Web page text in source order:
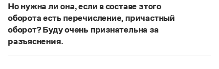
Лекции и подкасты
Рекомендуем
Но нужна ли она, если в составе этого
оборота есть перечисление, причастный
оборот? Буду очень признательна за
разъяснения.
В § 94«Правил русской орфографии и пунктуации»